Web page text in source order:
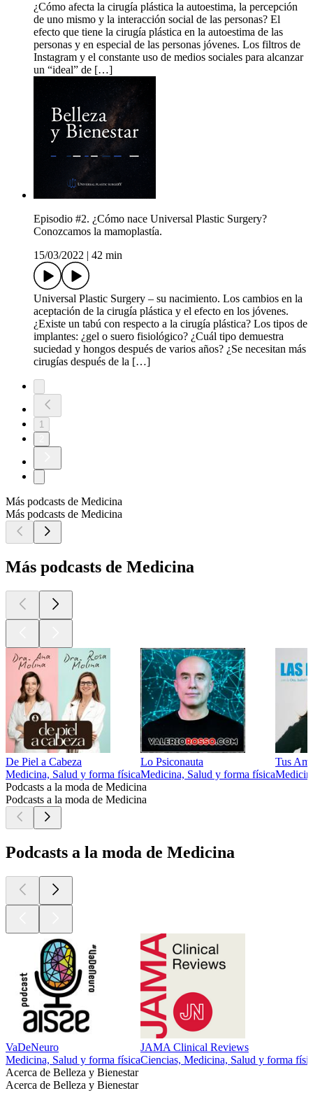
¿Cómo afecta la cirugía plástica la autoestima, la percepción
de uno mismo y la interacción social de las personas? El
efecto que tiene la cirugía plástica en la autoestima de las
personas y en especial de las personas jóvenes. Los filtros de
Instagram y el constante uso de medios sociales para alcanzar
un “ideal” de […]
Episodio #2. ¿Cómo nace Universal Plastic Surgery?
Conozcamos la mamoplastía.
15/03/2022
42 min
Universal Plastic Surgery – su nacimiento. Los cambios en la
aceptación de la cirugía plástica y el efecto en los jóvenes.
¿Existe un tabú con respecto a la cirugía plástica? Los tipos de
implantes: ¿gel o suero fisiológico? ¿Cuál tipo demuestra
suciedad y hongos después de varios años? ¿Se necesitan más
cirugías después de la […]
1
Más podcasts de Medicina
Más podcasts de Medicina
Más podcasts de Medicina
De Piel a Cabeza
Medicina, Salud y forma física
Lo Psiconauta
Medicina, Salud y forma física
Tus
Podcasts a la moda de Medicina
Podcasts a la moda de Medicina
Podcasts a la moda de Medicina
VaDeNeuro
Medicina, Salud y forma física
JAMA Clinical Reviews
Ciencias, Medicina, Salud y forma
Acerca de Belleza y Bienestar
Acerca de Belleza y Bienestar